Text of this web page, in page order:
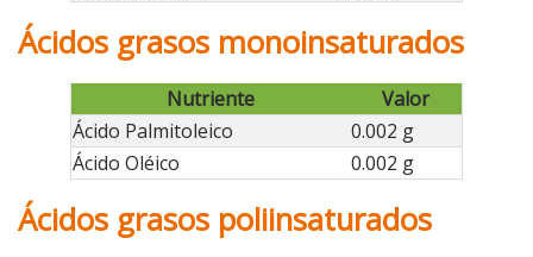
Ácidos grasos monoinsaturados
Nutriente
Valor
Ácido Palmitoleico
0.002 g
Ácido Oléico
0.002 g
Ácidos grasos poliinsaturados